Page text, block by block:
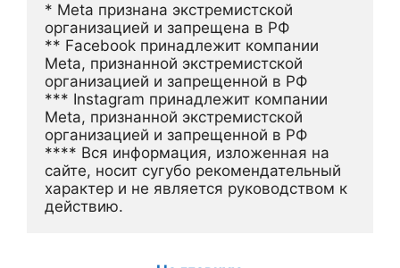
* Meta признана экстремистской
организацией и запрещена в РФ
** Facebook принадлежит компании
Meta, признанной экстремистской
организацией и запрещенной в РФ
*** Instagram принадлежит компании
Meta, признанной экстремистской
организацией и запрещенной в РФ
**** Вся информация, изложенная на
сайте, носит сугубо рекомендательный
характер и не является руководством к
действию.